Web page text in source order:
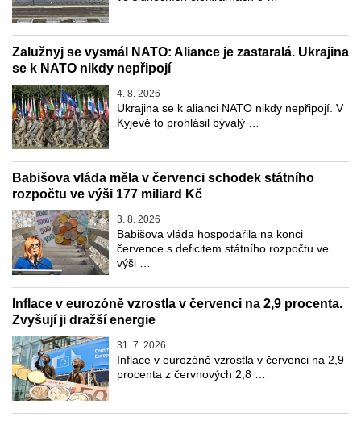
Zalužnyj se vysmál NATO: Aliance je zastaralá. Ukrajina
se k NATO nikdy nepřipojí
4. 8. 2026
Ukrajina se k alianci NATO nikdy nepřipojí. V
Kyjevě to prohlásil bývalý …
Babišova vláda měla v červenci schodek státního
rozpočtu ve výši 177 miliard Kč
3. 8. 2026
Babišova vláda hospodařila na konci
července s deficitem státního rozpočtu ve
výši …
Inflace v eurozóně vzrostla v červenci na 2,9 procenta.
Zvyšují ji dražší energie
31. 7. 2026
Inflace v eurozóně vzrostla v červenci na 2,9
procenta z červnových 2,8 …